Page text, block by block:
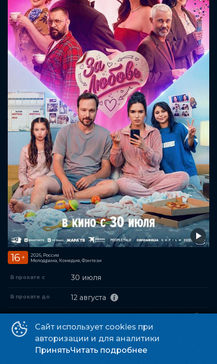
16 +
2026, Россия
Мелодрама, Комедия, Фэнтези
В прокате с 30 июля
В прокате до 12 августа
Режиссер Андрей Малай
Продюсер
Евгений Егупов, Гайк Асатрян,
Сайт использует cookies при
авторизации и для аналитики
ПринятьЧитать подробнее